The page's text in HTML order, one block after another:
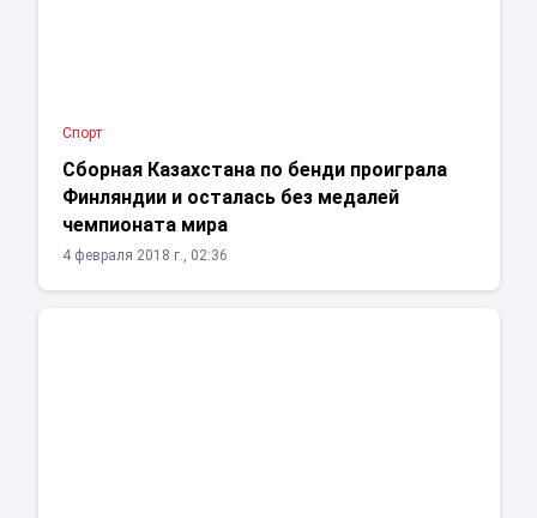
Спорт
Сборная Казахстана по бенди проиграла
Финляндии и осталась без медалей
чемпионата мира
4 февраля 2018 г., 02:36